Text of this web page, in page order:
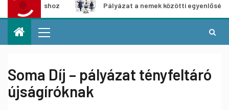
Pályázat a nemek közötti egyenlőség
Soma Díj – pályázat tényfeltáró
újságíróknak